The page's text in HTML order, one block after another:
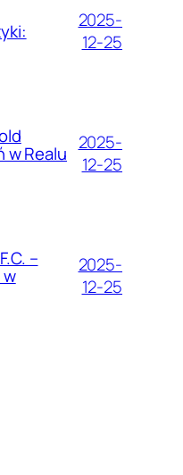
2025-
12-25
w Realu 2025-
12-25
–
2025-
12-25